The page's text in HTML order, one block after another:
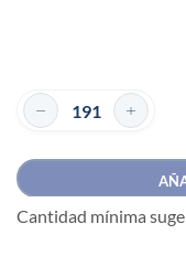
Cantidad mínima